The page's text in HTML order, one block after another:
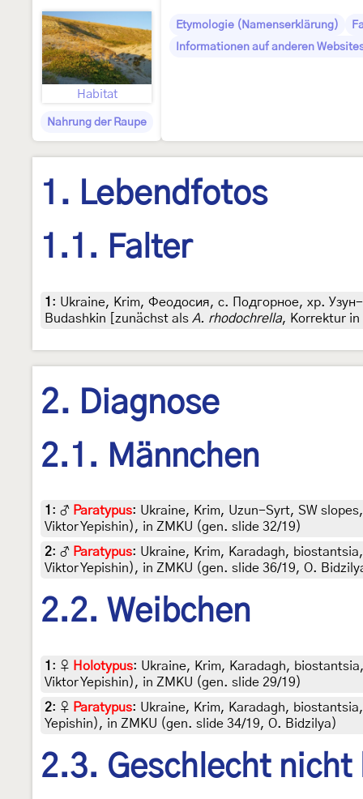
Habitat
Nahrung der Raupe
Etymologie (Namenserklärung)
Informationen auf anderen
1. Lebendfotos
1.1. Falter
1 : Ukraine, Krim, Феодосия, с. Подгорное, хр.
Budashkin [zunächst als A. rhodochrella, Korrektur in
2. Diagnose
2.1. Männchen
1 : ♂ Paratypus: Ukraine, Krim, Uzun-Syrt, SW
Viktor Yepishin), in ZMKU (gen. slide 32/19)
2: ♂ Paratypus: Ukraine, Krim, Karadagh,
Viktor Yepishin), in ZMKU (gen. slide 36/19, O.
2.2. Weibchen
1 : ♀ Holotypus: Ukraine, Krim, Karadagh,
Viktor Yepishin), in ZMKU (gen. slide 29/19)
2: ♀ Paratypus: Ukraine, Krim, Karadagh,
Yepishin), in ZMKU (gen. slide 34/19, O. Bidzilya)
2.3. Geschlecht nicht